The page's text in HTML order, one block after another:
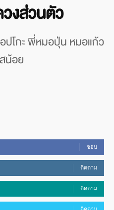
งส่วนตัว
ปโกะ พี่หมอปุ่น หมอแก้ว
น้อย
ชอบ
ติดตาม
ติดตาม